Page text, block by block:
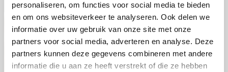
personaliseren, om functies voor social media te bieden
en om ons websiteverkeer te analyseren. Ook delen we
informatie over uw gebruik van onze site met onze
partners voor social media, adverteren en analyse. Deze
partners kunnen deze gegevens combineren met andere
informatie die u aan ze heeft verstrekt of die ze hebben